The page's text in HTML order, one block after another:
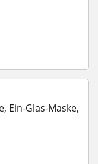
Ein-Glas-Maske,